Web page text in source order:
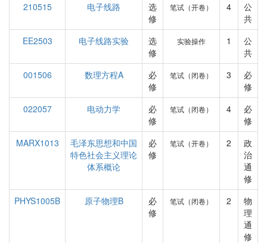
210515 电子线路
选
修
笔试（开卷） 4
公
共
EE2503
电子线路实验
选
修
实验操作 1
公
共
001506
数理方程A
必
修
笔试（闭卷） 3
必
修
022057
电动力学
必
修
笔试（闭卷） 4
必
修
MARX1013
毛泽东思想和中国
特色社会主义理论
体系概论
必
修
笔试（开卷） 2
政
治
通
修
PHYS1005B
原子物理B
必
修
笔试（闭卷） 2
物
理
通
修